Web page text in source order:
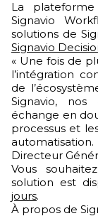
La
Signavio
solutions de
Signavio
« Une fois de
l’intégration
de
Signavio, nos
échange en
processus et
Directeur
Vous
solution est
jours.
À propos de